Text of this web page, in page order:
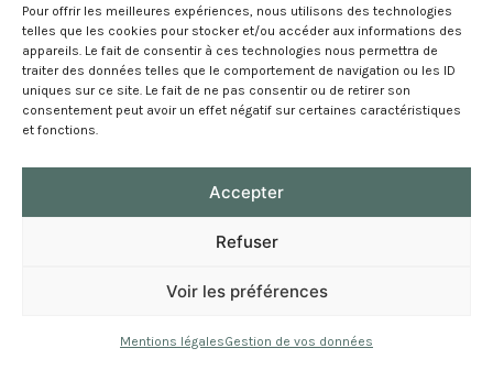
Pour offrir les meilleures expériences, nous utilisons des technologies
telles que les cookies pour stocker et/ou accéder aux informations des
appareils. Le fait de consentir à ces technologies nous permettra de
traiter des données telles que le comportement de navigation ou les ID
uniques sur ce site. Le fait de ne pas consentir ou de retirer son
consentement peut avoir un effet négatif sur certaines caractéristiques
et fonctions.
Accepter
Refuser
Voir les préférences
Mentions légalesGestion de vos données
Mentions légales
Gestion de vos données